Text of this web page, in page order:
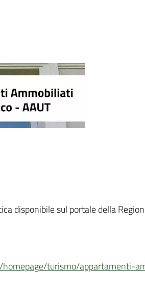
disponibile sul portale della
turismo/appartamenti-